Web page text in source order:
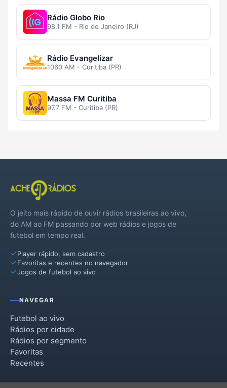
Rádio Globo Rio
98.1 FM - Rio de Janeiro (RJ)
Rádio Evangelizar
1060 AM - Curitiba (PR)
Massa FM Curitiba
97.7 FM - Curitiba (PR)
O jeito mais rápido de ouvir rádios brasileiras ao vivo,
do AM ao FM passando por web rádios e jogos de
futebol em tempo real.
Player rápido, sem cadastro
Favoritas e recentes no navegador
Jogos de futebol ao vivo
NAVEGAR
Futebol ao vivo
Rádios por cidade
Rádios por segmento
Favoritas
Recentes